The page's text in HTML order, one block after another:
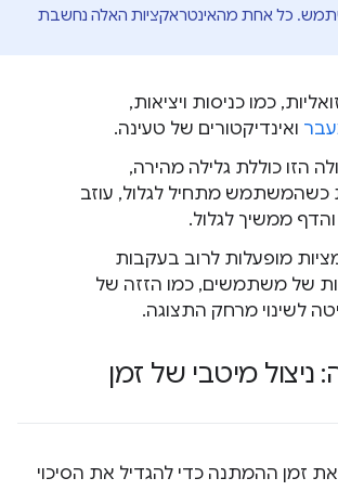
כל אחת מהאינטראקציות האלה נחשבת
כמו כניסות ויציאות,
ואינדיקטורים של טעינה.
כוללת גלילה מהירה,
מתחיל לגלול, עוזב
ממשיך לגלול.
מופעלות לרוב בעקבות
של משתמשים, כמו הזזה של
לשינוי מרחק התצוגה.
מיטבי של זמן
ההמתנה כדי להגדיל את הסיכוי